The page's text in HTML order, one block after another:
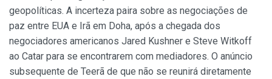
geopolíticas. A incerteza paira sobre as negociações de
paz entre EUA e Irã em Doha, após a chegada dos
negociadores americanos Jared Kushner e Steve Witkoff
ao Catar para se encontrarem com mediadores. O anúncio
subsequente de Teerã de que não se reunirá diretamente